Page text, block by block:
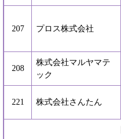
207 プロス株式会社
208
株式会社マルヤマテ
ック
221 株式会社さんたん